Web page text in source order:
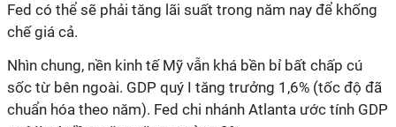
Fed có thể sẽ phải tăng lãi suất trong năm nay để khống
chế giá cả.
Nhìn chung, nền kinh tế Mỹ vẫn khá bền bỉ bất chấp cú
sốc từ bên ngoài. GDP quý I tăng trưởng 1,6% (tốc độ đã
chuẩn hóa theo năm). Fed chi nhánh Atlanta ước tính GDP